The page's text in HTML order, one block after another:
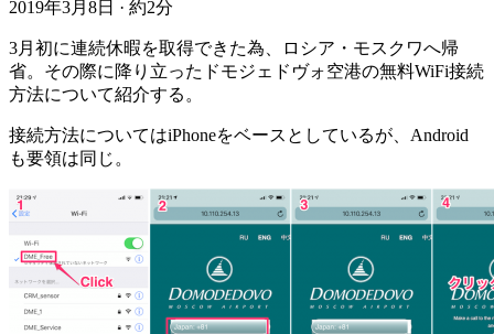
2019年3月8日 · 約2分
3月初に連続休暇を取得できた為、ロシア・モスクワへ帰
省。その際に降り立ったドモジェドヴォ空港の無料WiFi接続
方法について紹介する。
接続方法についてはiPhoneをベースとしているが、Android
も要領は同じ。